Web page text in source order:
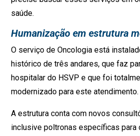
saúde.
Humanização em estrutura
O serviço de Oncologia está
histórico de três andares, que faz
hospitalar do HSVP e que foi
modernizado para este atendimento.
A estrutura conta com novos
inclusive poltronas específicas para